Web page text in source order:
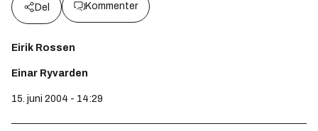
Del Kommenter
Eirik Rossen
Einar Ryvarden
15. juni 2004 - 14:29